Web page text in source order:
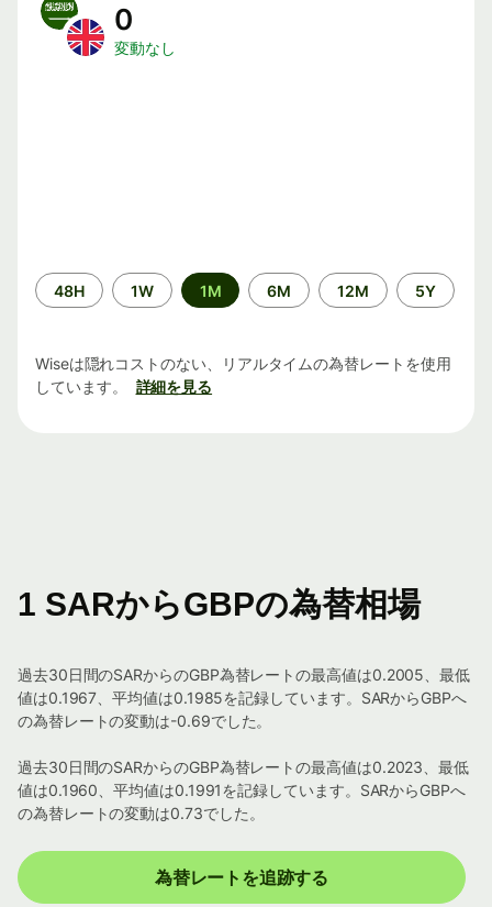
0
変動なし
期
間
48H 1W 1M 6M 12M 5Y
Wiseは隠れコストのない、リアルタイムの為替レートを使用
しています。
詳細を見る
1 SARからGBPの為替相場
過去30日間のSARからのGBP為替レートの最高値は0.2005、最低
値は0.1967、平均値は0.1985を記録しています。SARからGBPへ
の為替レートの変動は-0.69でした。
過去30日間のSARからのGBP為替レートの最高値は0.2023、最低
値は0.1960、平均値は0.1991を記録しています。SARからGBPへ
の為替レートの変動は0.73でした。
為替レートを追跡する